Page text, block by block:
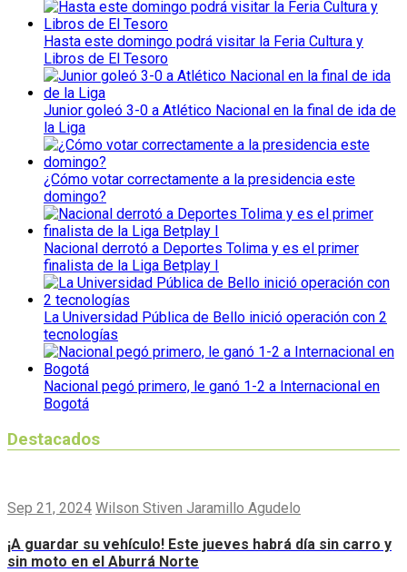
Hasta este domingo podrá visitar la Feria Cultura y
Libros de El Tesoro
Junior goleó 3-0 a Atlético Nacional en la final de ida de
la Liga
¿Cómo votar correctamente a la presidencia este
domingo?
Nacional derrotó a Deportes Tolima y es el primer
finalista de la Liga Betplay I
La Universidad Pública de Bello inició operación con 2
tecnologías
Nacional pegó primero, le ganó 1-2 a Internacional en
Bogotá
Destacados
Sep 21, 2024 Wilson Stiven Jaramillo Agudelo
¡A guardar su vehículo! Este jueves habrá día sin carro y
sin moto en el Aburrá Norte